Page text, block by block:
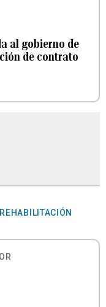
al gobierno de
de contrato